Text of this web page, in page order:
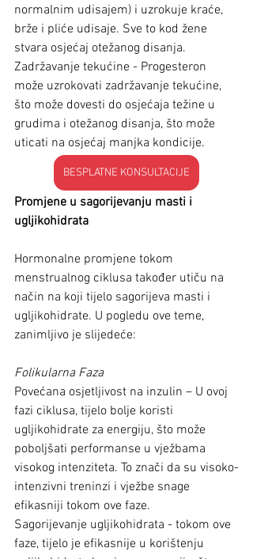
normalnim udisajem) i uzrokuje kraće,
brže i pliće udisaje. Sve to kod žene
stvara osjećaj otežanog disanja.
Zadržavanje tekućine - Progesteron
može uzrokovati zadržavanje tekućine,
što može dovesti do osjećaja težine u
grudima i otežanog disanja, što može
uticati na osjećaj manjka kondicije.
BESPLATNE KONSULTACIJE
Promjene u sagorijevanju masti i
ugljikohidrata
Hormonalne promjene tokom
menstrualnog ciklusa također utiču na
način na koji tijelo sagorijeva masti i
ugljikohidrate. U pogledu ove teme,
zanimljivo je slijedeće:
Folikularna Faza
Povećana osjetljivost na inzulin – U ovoj
fazi ciklusa, tijelo bolje koristi
ugljikohidrate za energiju, što može
poboljšati performanse u vježbama
visokog intenziteta. To znači da su visoko-
intenzivni treninzi i vježbe snage
efikasniji tokom ove faze.
Sagorijevanje ugljikohidrata - tokom ove
faze, tijelo je efikasnije u korištenju